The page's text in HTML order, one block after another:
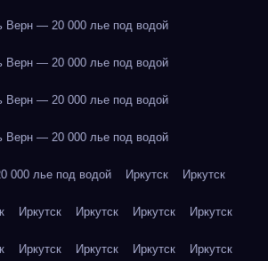
— 20 000 лье под водой
— 20 000 лье под водой
— 20 000 лье под водой
— 20 000 лье под водой
лье под водой Иркутск Иркутск
Иркутск Иркутск Иркутск Иркутск
Иркутск Иркутск Иркутск Иркутск